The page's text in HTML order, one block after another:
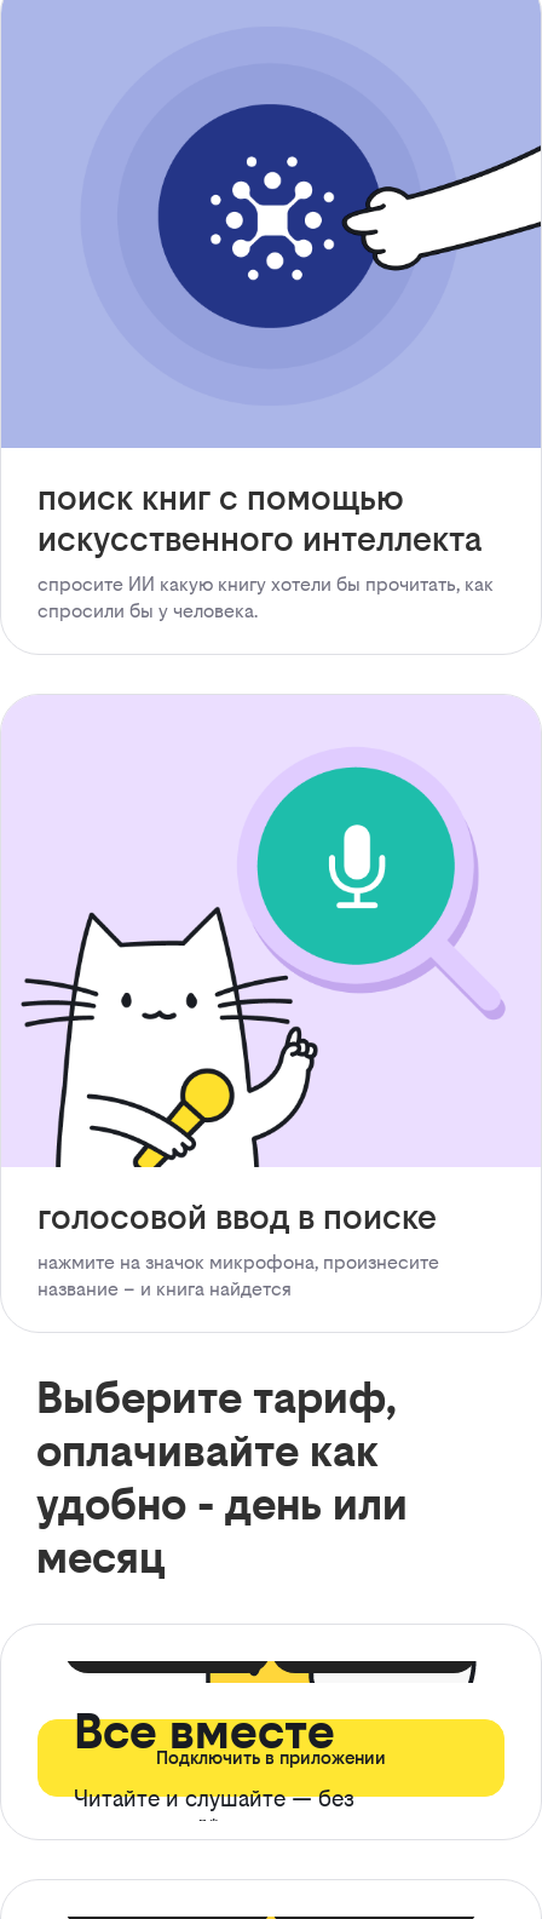
поиск книг с помощью
искусственного интеллекта
спросите ИИ какую книгу хотели бы прочитать, как
спросили бы у человека.
голосовой ввод в поиске
нажмите на значок микрофона, произнесите
название – и книга найдется
Выберите тариф,
оплачивайте как
удобно - день или
месяц
Все вместе
Читайте и слушайте — без
ограничений*
Подключить в приложении